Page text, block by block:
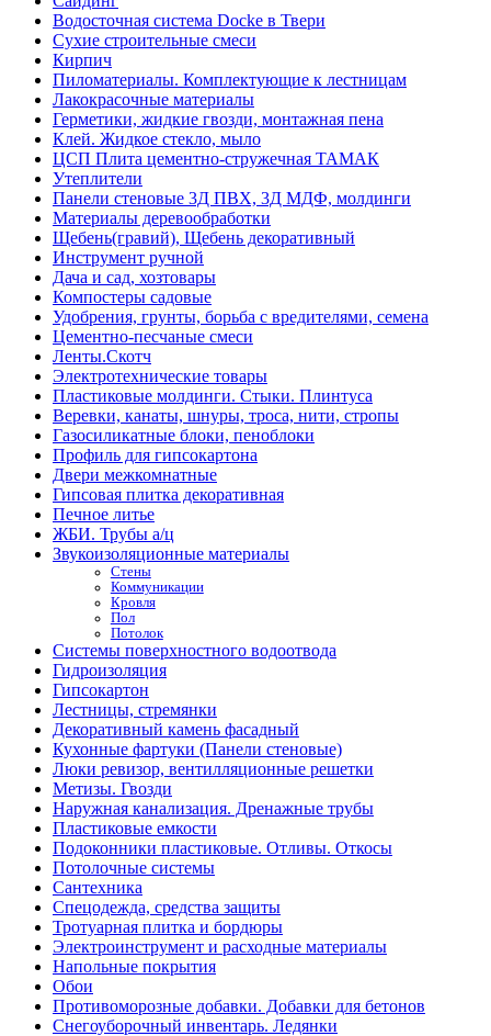
Водосточная система Docke в Твери
Сухие строительные смеси
Кирпич
Пиломатериалы. Комплектующие к лестницам
Лакокрасочные материалы
Герметики, жидкие гвозди, монтажная пена
Клей. Жидкое стекло, мыло
ЦСП Плита цементно-стружечная ТАМАК
Утеплители
Панели стеновые 3Д ПВХ, 3Д МДФ, молдинги
Материалы деревообработки
Щебень(гравий), Щебень декоративный
Инструмент ручной
Дача и сад, хозтовары
Компостеры садовые
Удобрения, грунты, борьба с вредителями, семена
Цементно-песчаные смеси
Ленты.Скотч
Электротехнические товары
Пластиковые молдинги. Стыки. Плинтуса
Веревки, канаты, шнуры, троса, нити, стропы
Газосиликатные блоки, пеноблоки
Профиль для гипсокартона
Двери межкомнатные
Гипсовая плитка декоративная
Печное литье
ЖБИ. Трубы а/ц
Звукоизоляционные материалы
Стены
Коммуникации
Кровля
Пол
Потолок
Системы поверхностного водоотвода
Гидроизоляция
Гипсокартон
Лестницы, стремянки
Декоративный камень фасадный
Кухонные фартуки (Панели стеновые)
Люки ревизор, вентилляционные решетки
Метизы. Гвозди
Наружная канализация. Дренажные трубы
Пластиковые емкости
Подоконники пластиковые. Отливы. Откосы
Потолочные системы
Сантехника
Спецодежда, средства защиты
Тротуарная плитка и бордюры
Электроинструмент и расходные материалы
Напольные покрытия
Обои
Противоморозные добавки. Добавки для бетонов
Снегоуборочный инвентарь. Ледянки